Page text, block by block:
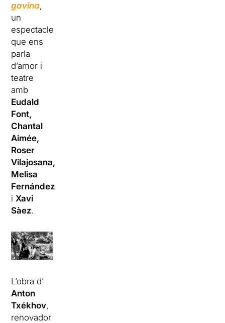
gavina,
un
espectacle
que ens
parla
d’amor i
teatre
amb
Eudald
Font,
Chantal
Aimée,
Roser
Vilajosana,
Melisa
Fernández
iXavi
Sàez.
L’obra d’
Anton
Txékhov,
renovador